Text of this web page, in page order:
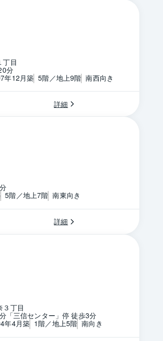
丁目
分
年12月築 5階／地上9階 南西向き
詳細
5階／地上7階 南東向き
詳細
３丁目
「三信センター」停 徒歩3分
年4月築 1階／地上5階 南向き